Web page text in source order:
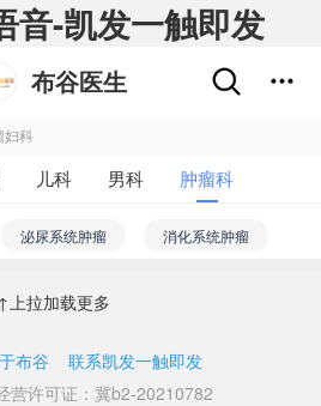
音-凯发一触即发
布谷医生
妇科
儿科 男科
肿瘤科
精神心理科
皮肤性病科
泌尿系统肿瘤 消化系统肿瘤
↑上拉加载更多
布谷
联系凯发一触即发
营许可证：冀b2-20210782